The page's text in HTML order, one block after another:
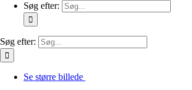
Søg efter:
Søg efter:
Se større billede